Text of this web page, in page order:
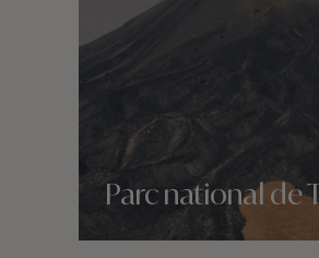
Parc national de